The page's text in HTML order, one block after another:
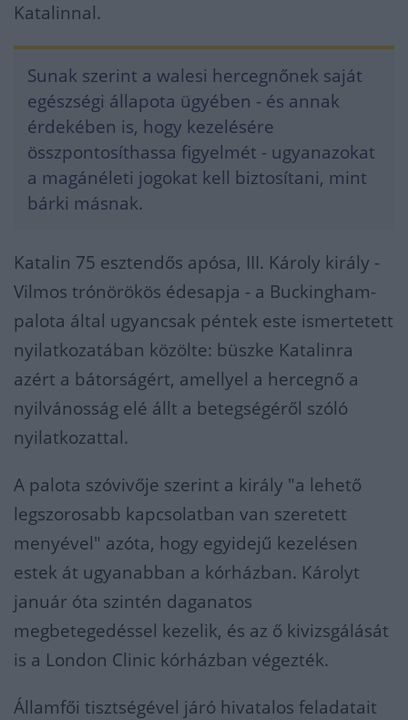
Katalinnal.
Sunak szerint a walesi hercegnőnek saját
egészségi állapota ügyében - és annak
érdekében is, hogy kezelésére
összpontosíthassa figyelmét - ugyanazokat
a magánéleti jogokat kell biztosítani, mint
bárki másnak.
Katalin 75 esztendős apósa, III. Károly király -
Vilmos trónörökös édesapja - a Buckingham-
palota által ugyancsak péntek este ismertetett
nyilatkozatában közölte: büszke Katalinra
azért a bátorságért, amellyel a hercegnő a
nyilvánosság elé állt a betegségéről szóló
nyilatkozattal.
A palota szóvivője szerint a király "a lehető
legszorosabb kapcsolatban van szeretett
menyével" azóta, hogy egyidejű kezelésen
estek át ugyanabban a kórházban. Károlyt
január óta szintén daganatos
megbetegedéssel kezelik, és az ő kivizsgálását
is a London Clinic kórházban végezték.
Államfői tisztségével járó hivatalos feladatait